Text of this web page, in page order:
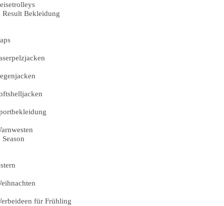
Result Bekleidung
Season
für Frühling